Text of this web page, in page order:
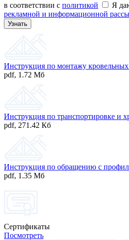
в соответствии с политикой
Я
рекламной и информационной
Инструкция по монтажу
pdf, 1.72 Мб
Инструкция по транспортировке и
pdf, 271.42 Кб
Инструкция по обращению с
pdf, 1.35 Мб
Сертификаты
Посмотреть